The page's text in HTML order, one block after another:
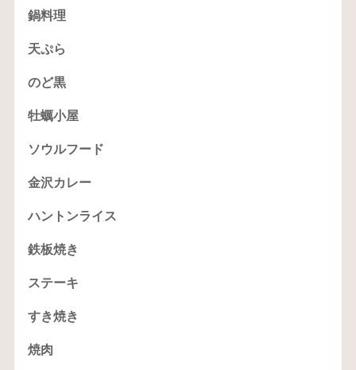
鍋料理
天ぷら
のど黒
牡蠣小屋
ソウルフード
金沢カレー
ハントンライス
鉄板焼き
ステーキ
すき焼き
焼肉